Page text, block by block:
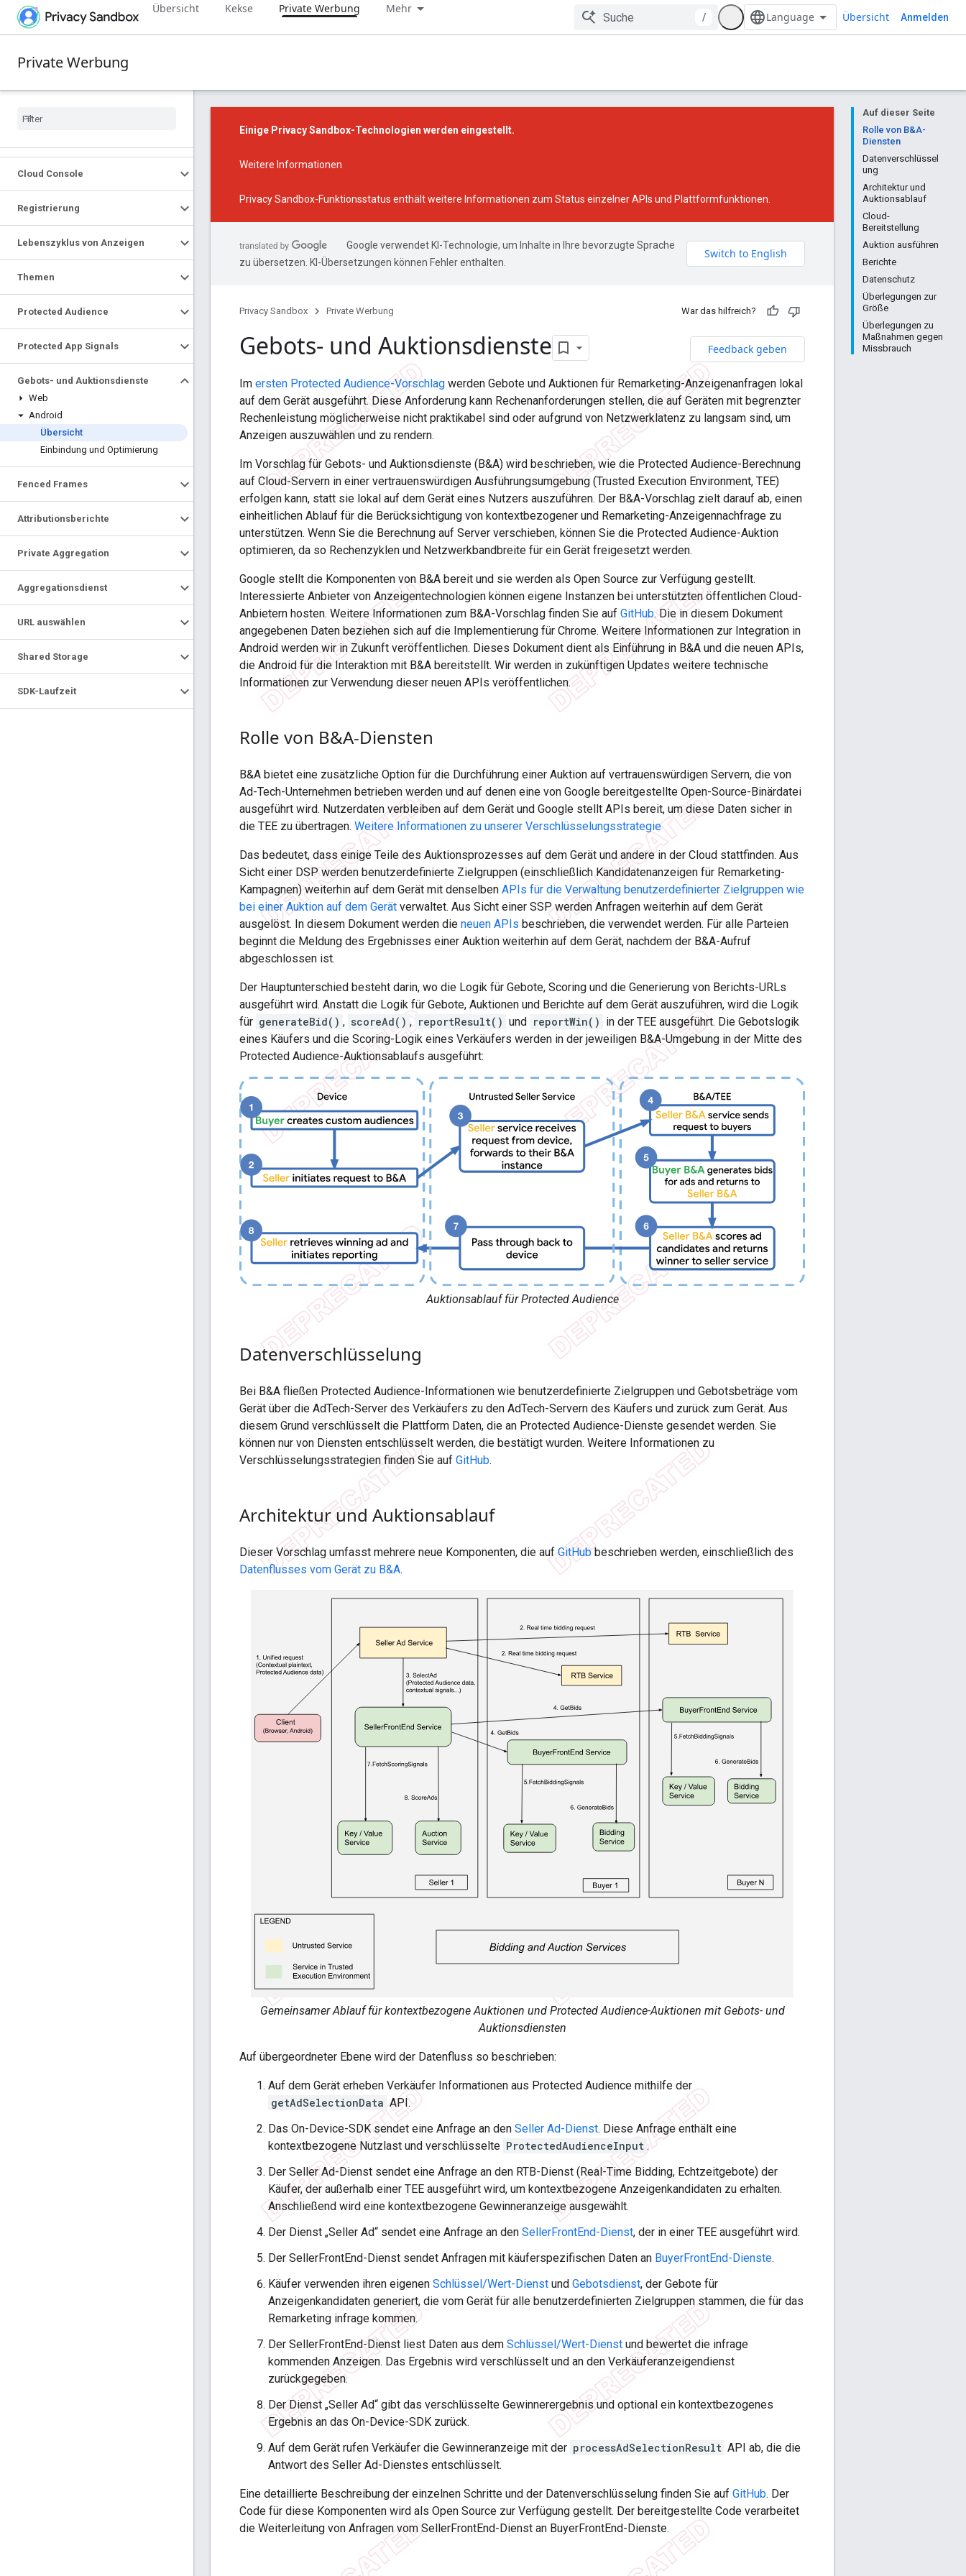
Übersicht Kekse Private Werbung Mehr
/ Übersicht Anmelden
Private Werbung
Cloud Console
Registrierung
Lebenszyklus von Anzeigen
Themen
Protected Audience
Protected App Signals
Gebots- und Auktionsdienste
Web
Android
Übersicht
Einbindung und Optimierung
Fenced Frames
Attributionsberichte
Private Aggregation
Aggregationsdienst
URL auswählen
Shared Storage
SDK-Laufzeit
Auf dieser Seite
Rolle von B&A-
Diensten
Datenverschlüssel
ung
Architektur und
Auktionsablauf
Cloud-
Bereitstellung
Auktion ausführen
Berichte
Datenschutz
Überlegungen zur
Größe
Überlegungen zu
Maßnahmen gegen
Missbrauch
Einige Privacy Sandbox-Technologien werden eingestellt.
Weitere Informationen
Privacy Sandbox-Funktionsstatus enthält weitere Informationen zum Status einzelner APIs und Plattformfunktionen.
Google verwendet KI-Technologie, um Inhalte in Ihre bevorzugte Sprache
zu übersetzen. KI-Übersetzungen können Fehler enthalten.
Privacy Sandbox Private Werbung War das hilfreich?
Feedback geben
Gebots- und Auktionsdienste
Im ersten Protected Audience-Vorschlag werden Gebote und Auktionen für Remarketing-Anzeigenanfragen lokal
auf dem Gerät ausgeführt. Diese Anforderung kann Rechenanforderungen stellen, die auf Geräten mit begrenzter
Rechenleistung möglicherweise nicht praktikabel sind oder aufgrund von Netzwerklatenz zu langsam sind, um
Anzeigen auszuwählen und zu rendern.
Im Vorschlag für Gebots- und Auktionsdienste (B&A) wird beschrieben, wie die Protected Audience-Berechnung
auf Cloud-Servern in einer vertrauenswürdigen Ausführungsumgebung (Trusted Execution Environment, TEE)
erfolgen kann, statt sie lokal auf dem Gerät eines Nutzers auszuführen. Der B&A-Vorschlag zielt darauf ab, einen
einheitlichen Ablauf für die Berücksichtigung von kontextbezogener und Remarketing-Anzeigennachfrage zu
unterstützen. Wenn Sie die Berechnung auf Server verschieben, können Sie die Protected Audience-Auktion
optimieren, da so Rechenzyklen und Netzwerkbandbreite für ein Gerät freigesetzt werden.
Google stellt die Komponenten von B&A bereit und sie werden als Open Source zur Verfügung gestellt.
Interessierte Anbieter von Anzeigentechnologien können eigene Instanzen bei unterstützten öffentlichen Cloud-
Anbietern hosten. Weitere Informationen zum B&A-Vorschlag finden Sie auf GitHub. Die in diesem Dokument
angegebenen Daten beziehen sich auf die Implementierung für Chrome. Weitere Informationen zur Integration in
Android werden wir in Zukunft veröffentlichen. Dieses Dokument dient als Einführung in B&A und die neuen APIs,
die Android für die Interaktion mit B&A bereitstellt. Wir werden in zukünftigen Updates weitere technische
Informationen zur Verwendung dieser neuen APIs veröffentlichen.
Rolle von B&A-Diensten
B&A bietet eine zusätzliche Option für die Durchführung einer Auktion auf vertrauenswürdigen Servern, die von
Ad-Tech-Unternehmen betrieben werden und auf denen eine von Google bereitgestellte Open-Source-Binärdatei
ausgeführt wird. Nutzerdaten verbleiben auf dem Gerät und Google stellt APIs bereit, um diese Daten sicher in
die TEE zu übertragen. Weitere Informationen zu unserer Verschlüsselungsstrategie
Das bedeutet, dass einige Teile des Auktionsprozesses auf dem Gerät und andere in der Cloud stattfinden. Aus
Sicht einer DSP werden benutzerdefinierte Zielgruppen (einschließlich Kandidatenanzeigen für Remarketing-
Kampagnen) weiterhin auf dem Gerät mit denselben APIs für die Verwaltung benutzerdefinierter Zielgruppen wie
bei einer Auktion auf dem Gerät verwaltet. Aus Sicht einer SSP werden Anfragen weiterhin auf dem Gerät
ausgelöst. In diesem Dokument werden die neuen APIs beschrieben, die verwendet werden. Für alle Parteien
beginnt die Meldung des Ergebnisses einer Auktion weiterhin auf dem Gerät, nachdem der B&A-Aufruf
abgeschlossen ist.
Der Hauptunterschied besteht darin, wo die Logik für Gebote, Scoring und die Generierung von Berichts-URLs
ausgeführt wird. Anstatt die Logik für Gebote, Auktionen und Berichte auf dem Gerät auszuführen, wird die Logik
für generateBid() , scoreAd() , reportResult() und reportWin() in der TEE ausgeführt. Die Gebotslogik
eines Käufers und die Scoring-Logik eines Verkäufers werden in der jeweiligen B&A-Umgebung in der Mitte des
Protected Audience-Auktionsablaufs ausgeführt:
Auktionsablauf für Protected Audience
Datenverschlüsselung
Bei B&A fließen Protected Audience-Informationen wie benutzerdefinierte Zielgruppen und Gebotsbeträge vom
Gerät über die AdTech-Server des Verkäufers zu den AdTech-Servern des Käufers und zurück zum Gerät. Aus
diesem Grund verschlüsselt die Plattform Daten, die an Protected Audience-Dienste gesendet werden. Sie
können nur von Diensten entschlüsselt werden, die bestätigt wurden. Weitere Informationen zu
Verschlüsselungsstrategien finden Sie auf GitHub.
Architektur und Auktionsablauf
Dieser Vorschlag umfasst mehrere neue Komponenten, die aufGitHubbeschrieben werden, einschließlich des
Datenflusses vom Gerät zu B&A.
Gemeinsamer Ablauf für kontextbezogene Auktionen und Protected Audience-Auktionen mit Gebots- und
Auktionsdiensten
Auf übergeordneter Ebene wird der Datenfluss so beschrieben:
Auf dem Gerät erheben Verkäufer Informationen aus Protected Audience mithilfe der
getAdSelectionData API.
Das On-Device-SDK sendet eine Anfrage an den Seller Ad-Dienst. Diese Anfrage enthält eine
kontextbezogene Nutzlast und verschlüsselte ProtectedAudienceInput .
Der Seller Ad-Dienst sendet eine Anfrage an den RTB-Dienst (Real-Time Bidding, Echtzeitgebote) der
Käufer, der außerhalb einer TEE ausgeführt wird, um kontextbezogene Anzeigenkandidaten zu erhalten.
Anschließend wird eine kontextbezogene Gewinneranzeige ausgewählt.
Der Dienst „Seller Ad“ sendet eine Anfrage an den SellerFrontEnd-Dienst, der in einer TEE ausgeführt wird.
Der SellerFrontEnd-Dienst sendet Anfragen mit käuferspezifischen Daten an BuyerFrontEnd-Dienste.
Käufer verwenden ihren eigenen Schlüssel/Wert-Dienst und Gebotsdienst, der Gebote für
Anzeigenkandidaten generiert, die vom Gerät für alle benutzerdefinierten Zielgruppen stammen, die für das
Remarketing infrage kommen.
Der SellerFrontEnd-Dienst liest Daten aus dem Schlüssel/Wert-Dienst und bewertet die infrage
kommenden Anzeigen. Das Ergebnis wird verschlüsselt und an den Verkäuferanzeigendienst
zurückgegeben.
Der Dienst „Seller Ad“ gibt das verschlüsselte Gewinnerergebnis und optional ein kontextbezogenes
Ergebnis an das On-Device-SDK zurück.
Auf dem Gerät rufen Verkäufer die Gewinneranzeige mit der processAdSelectionResult API ab, die die
Antwort des Seller Ad-Dienstes entschlüsselt.
Eine detaillierte Beschreibung der einzelnen Schritte und der Datenverschlüsselung finden Sie auf GitHub. Der
Code für diese Komponenten wird als Open Source zur Verfügung gestellt. Der bereitgestellte Code verarbeitet
die Weiterleitung von Anfragen vom SellerFrontEnd-Dienst an BuyerFrontEnd-Dienste.